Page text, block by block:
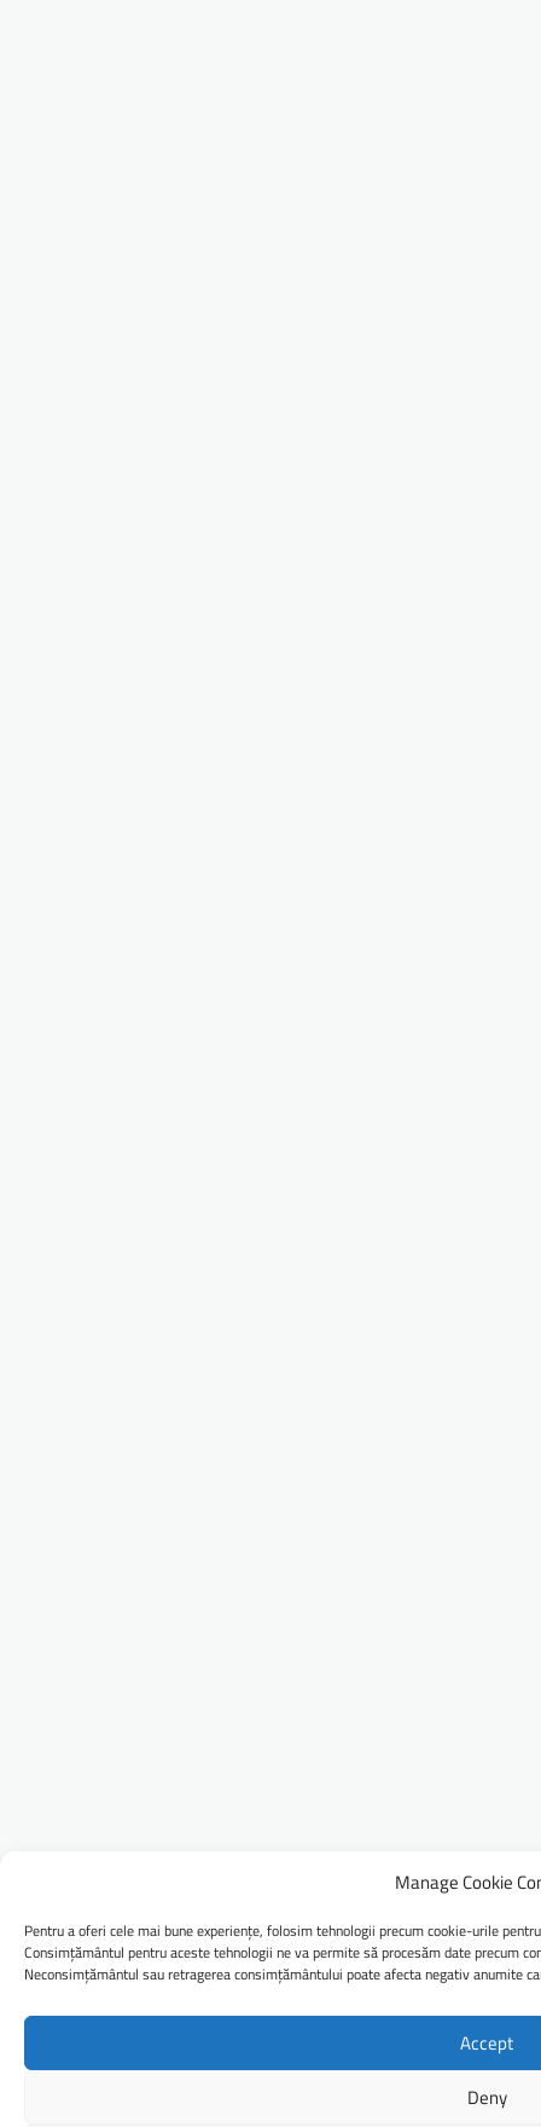
Manage Cookie
Pentru a oferi cele mai bune experiențe, folosim tehnologii precum cookie-urile
Consimțământul pentru aceste tehnologii ne va permite să procesăm date precum
Neconsimțământul sau retragerea consimțământului poate afecta negativ anumite
Accept
Deny